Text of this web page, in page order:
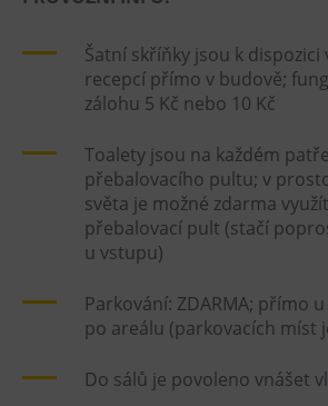
Šatní skříňky jsou k
recepcí přímo v budově;
zálohu 5 Kč nebo 10 Kč
Toalety jsou na každém
přebalovacího pultu; v
světa je možné zdarma
přebalovací pult (stačí
u vstupu)
Parkování: ZDARMA; přímo
po areálu (parkovacích míst
Do sálů je povoleno vnášet